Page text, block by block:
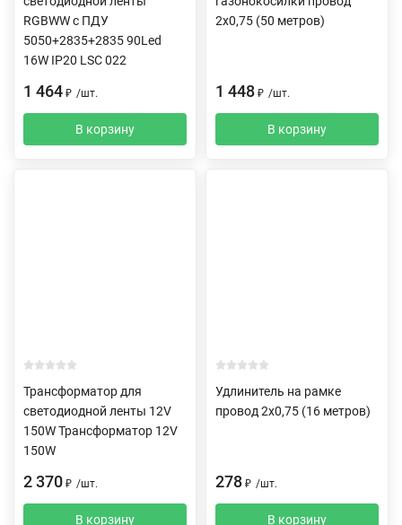
RGBWW c ПДУ
5050+2835+2835 90Led
16W IP20 LSC 022
1 464 ₽ /шт.
В корзину
2х0,75 (50 метров)
1 448 ₽ /шт.
В корзину
Трансформатор для
светодиодной ленты 12V
150W Трансформатор 12V
150W
2 370 ₽ /шт.
В корзину
Удлинитель на рамке
провод 2х0,75 (16 метров)
278 ₽ /шт.
В корзину